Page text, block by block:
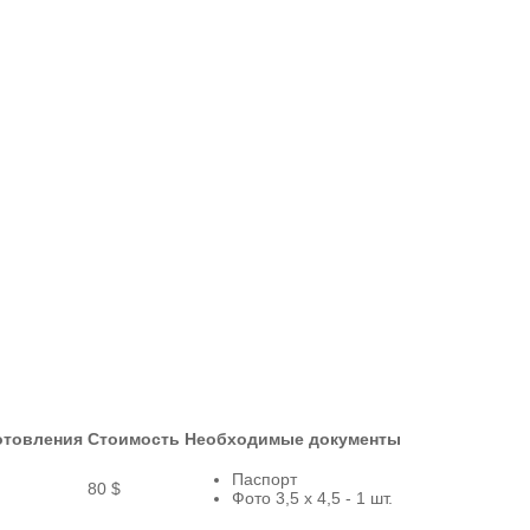
Стоимость Необходимые документы
80 $
Паспорт
Фото 3,5 x 4,5 - 1 шт.